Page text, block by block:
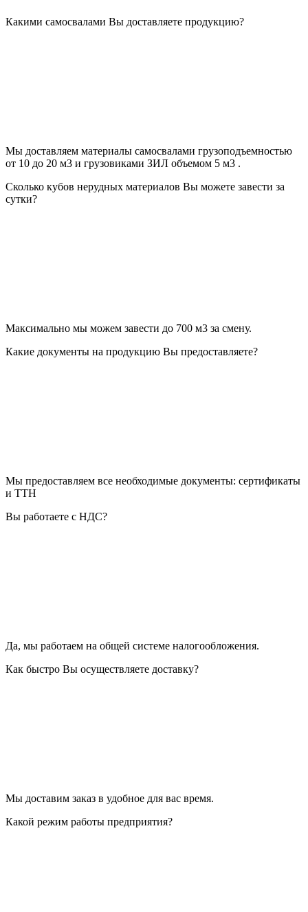
Какими самосвалами Вы доставляете продукцию?
Мы доставляем материалы самосвалами грузоподъемностью
от 10 до 20 м3 и грузовиками ЗИЛ объемом 5 м3 .
Сколько кубов нерудных материалов Вы можете завести за
сутки?
Максимально мы можем завести до 700 м3 за смену.
Какие документы на продукцию Вы предоставляете?
Мы предоставляем все необходимые документы: сертификаты
и ТТН
Вы работаете с НДС?
Да, мы работаем на общей системе налогообложения.
Как быстро Вы осуществляете доставку?
Мы доставим заказ в удобное для вас время.
Какой режим работы предприятия?